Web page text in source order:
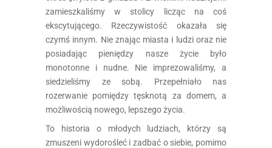
zamieszkaliśmy w stolicy licząc na coś
ekscytującego. Rzeczywistość okazała się
czymś innym. Nie znając miasta i ludzi oraz nie
posiadając pieniędzy nasze życie było
monotonne i nudne. Nie imprezowaliśmy, a
siedzieliśmy ze sobą. Przepełniało nas
rozerwanie pomiędzy tęsknotą za domem, a
możliwością nowego, lepszego życia.
To historia o młodych ludziach, którzy są
zmuszeni wydorośleć i zadbać o siebie, pomimo